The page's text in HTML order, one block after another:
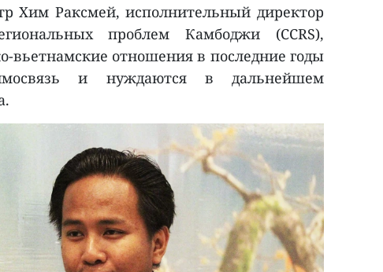
Хим Раксмей, исполнительный директор
проблем Камбоджи (CCRS),
вьетнамские отношения в последние годы
и нуждаются в дальнейшем